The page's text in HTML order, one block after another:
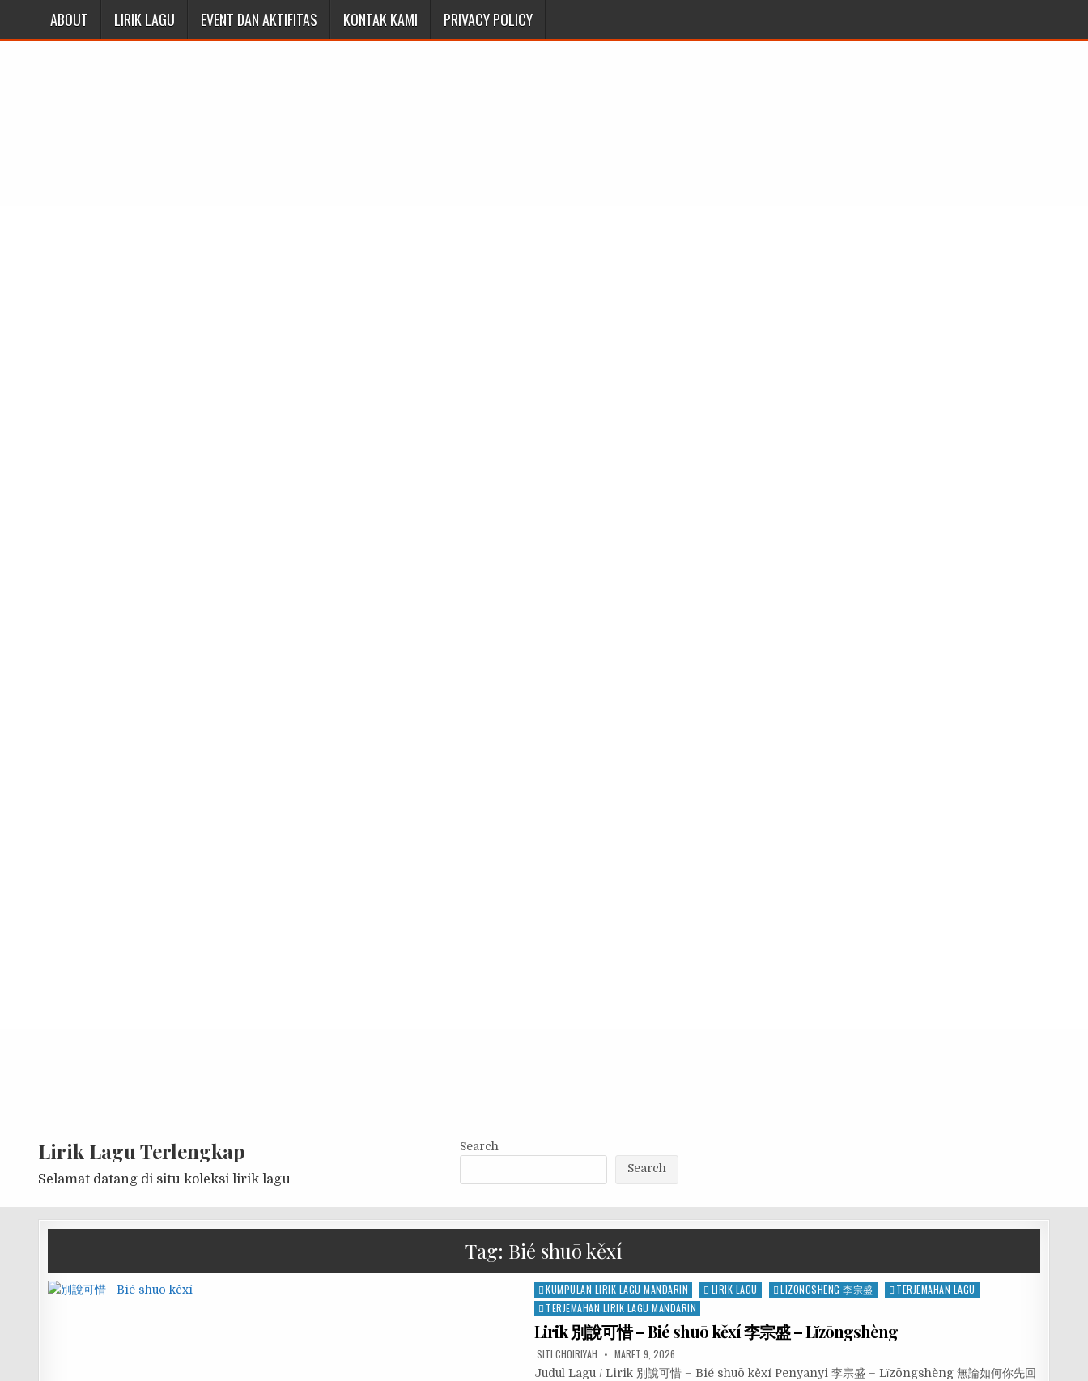
ABOUT LIRIK LAGU EVENT DAN AKTIFITAS KONTAK KAMI PRIVACY POLICY
Lirik Lagu Terlengkap
Selamat datang di situ koleksi lirik lagu
Search
Search
Tag: Bié shuō kěxí
Posted
in
KUMPULAN LIRIK LAGU MANDARIN LIRIK LAGU LIZONGSHENG 李宗盛
TERJEMAHAN LAGU
TERJEMAHAN LIRIK LAGU MANDARIN
Lirik 別說可惜 – Bié shuō kěxí 李宗盛 – Lǐzōngshèng
SITI CHOIRIYAH MARET 9, 2026
Judul Lagu / Lirik 別說可惜 – Bié shuō kěxí Penyanyi 李宗盛 – Lǐzōngshèng 無論如何你先回